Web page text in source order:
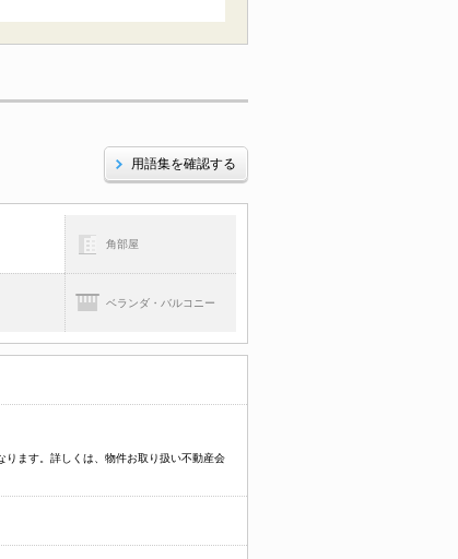
用語集を確認する
角部屋
ベランダ・バルコニー
ます。詳しくは、物件お取り扱い不動産会